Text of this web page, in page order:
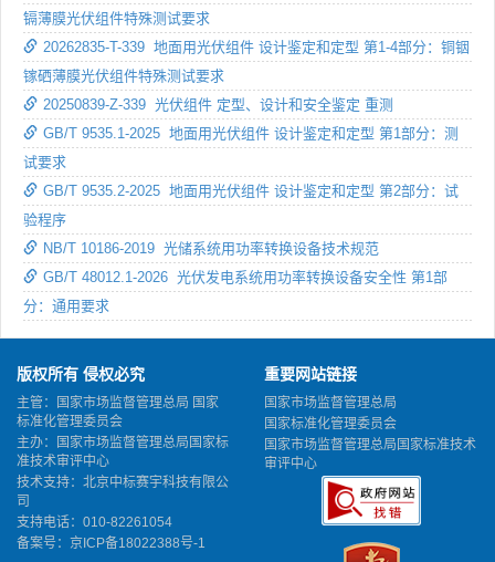
镉薄膜光伏组件特殊测试要求
20262835-T-339 地面用光伏组件 设计鉴定和定型 第1-4部分：铜铟
镓硒薄膜光伏组件特殊测试要求
20250839-Z-339 光伏组件 定型、设计和安全鉴定 重测
GB/T 9535.1-2025 地面用光伏组件 设计鉴定和定型 第1部分：测
试要求
GB/T 9535.2-2025 地面用光伏组件 设计鉴定和定型 第2部分：试
验程序
NB/T 10186-2019 光储系统用功率转换设备技术规范
GB/T 48012.1-2026 光伏发电系统用功率转换设备安全性 第1部
分：通用要求
版权所有 侵权必究
主管：国家市场监督管理总局 国家
标准化管理委员会
主办：国家市场监督管理总局国家标
准技术审评中心
技术支持：北京中标赛宇科技有限公
司
支持电话：010-82261054
备案号： 京ICP备18022388号-1
重要网站链接
国家市场监督管理总局
国家标准化管理委员会
国家市场监督管理总局国家标准技术
审评中心